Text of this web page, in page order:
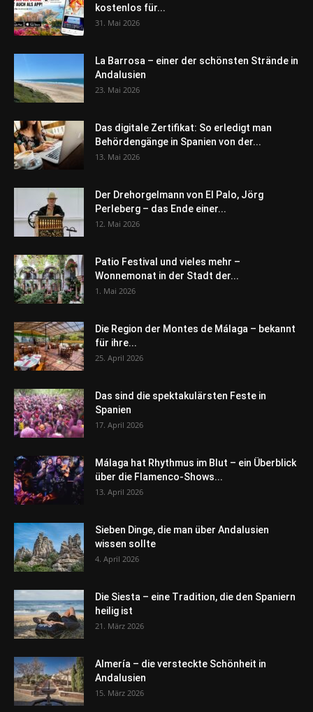
kostenlos für...
31. Mai 2026
La Barrosa – einer der schönsten Strände in
Andalusien
23. Mai 2026
Das digitale Zertifikat: So erledigt man
Behördengänge in Spanien von der...
13. Mai 2026
Der Drehorgelmann von El Palo, Jörg
Perleberg – das Ende einer...
12. Mai 2026
Patio Festival und vieles mehr –
Wonnemonat in der Stadt der...
1. Mai 2026
Die Region der Montes de Málaga – bekannt
für ihre...
25. April 2026
Das sind die spektakulärsten Feste in
Spanien
17. April 2026
Málaga hat Rhythmus im Blut – ein Überblick
über die Flamenco-Shows...
13. April 2026
Sieben Dinge, die man über Andalusien
wissen sollte
4. April 2026
Die Siesta – eine Tradition, die den Spaniern
heilig ist
21. März 2026
Almería – die versteckte Schönheit in
Andalusien
15. März 2026